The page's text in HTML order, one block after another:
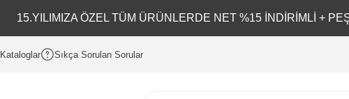
15.YILIMIZA ÖZEL TÜM ÜRÜNLERDE NET %15 İNDİRİMLİ +
Kataloglar Sıkça Sorulan Sorular